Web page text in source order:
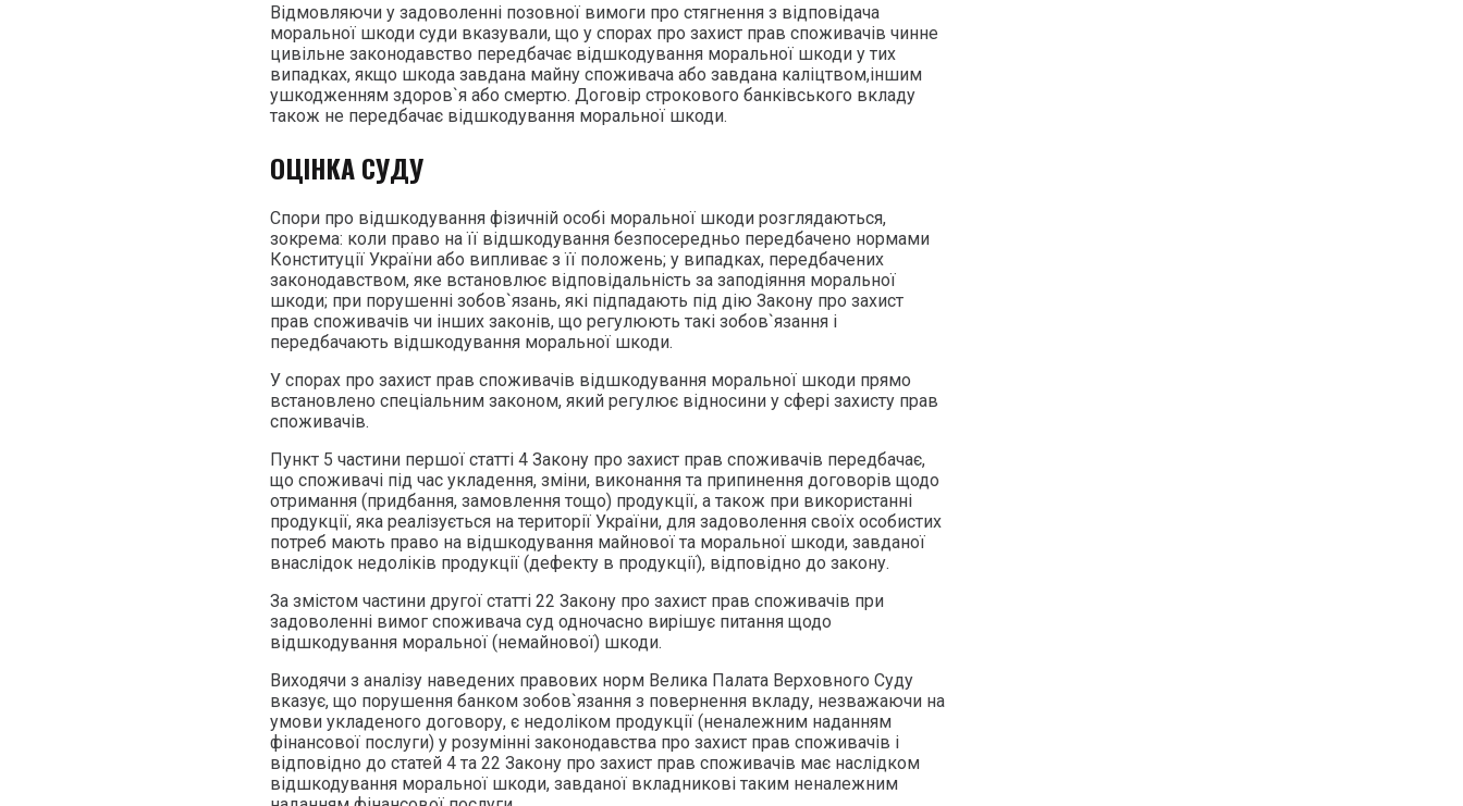
Відмовляючи у задоволенні позовної вимоги про стягнення з відповідача
моральної шкоди суди вказували, що у спорах про захист прав споживачів чинне
цивільне законодавство передбачає відшкодування моральної шкоди у тих
випадках, якщо шкода завдана майну споживача або завдана каліцтвом,іншим
ушкодженням здоров`я або смертю. Договір строкового банківського вкладу
також не передбачає відшкодування моральної шкоди.
ОЦІНКА СУДУ
Спори про відшкодування фізичній особі моральної шкоди розглядаються,
зокрема: коли право на її відшкодування безпосередньо передбачено нормами
Конституції України або випливає з її положень; у випадках, передбачених
законодавством, яке встановлює відповідальність за заподіяння моральної
шкоди; при порушенні зобов`язань, які підпадають під дію Закону про захист
прав споживачів чи інших законів, що регулюють такі зобов`язання і
передбачають відшкодування моральної шкоди.
У спорах про захист прав споживачів відшкодування моральної шкоди прямо
встановлено спеціальним законом, який регулює відносини у сфері захисту прав
споживачів.
Пункт 5 частини першої статті 4 Закону про захист прав споживачів передбачає,
що споживачі під час укладення, зміни, виконання та припинення договорів щодо
отримання (придбання, замовлення тощо) продукції, а також при використанні
продукції, яка реалізується на території України, для задоволення своїх особистих
потреб мають право на відшкодування майнової та моральної шкоди, завданої
внаслідок недоліків продукції (дефекту в продукції), відповідно до закону.
За змістом частини другої статті 22 Закону про захист прав споживачів при
задоволенні вимог споживача суд одночасно вирішує питання щодо
відшкодування моральної (немайнової) шкоди.
Виходячи з аналізу наведених правових норм Велика Палата Верховного Суду
вказує, що порушення банком зобов`язання з повернення вкладу, незважаючи на
умови укладеного договору, є недоліком продукції (неналежним наданням
фінансової послуги) у розумінні законодавства про захист прав споживачів і
відповідно до статей 4 та 22 Закону про захист прав споживачів має наслідком
відшкодування моральної шкоди, завданої вкладникові таким неналежним